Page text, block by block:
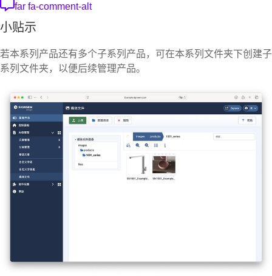
far fa-comment-alt
小贴示
若本系列产品还有多个子系列产品，可在本系列文件夹下创建子
系列文件夹，以便后续管理产品。